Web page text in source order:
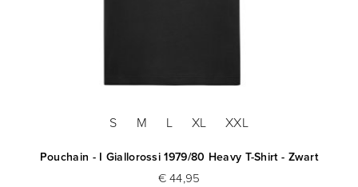
S M L XL XXL
Pouchain - I Giallorossi 1979/80 Heavy T-Shirt - Zwart
€ 44,95